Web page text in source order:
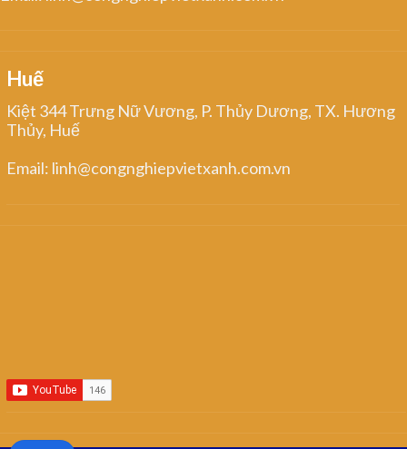
Huế
Kiệt 344 Trưng Nữ Vương, P. Thủy Dương, TX. Hương
Thủy, Huế
Email: linh@congnghiepvietxanh.com.vn